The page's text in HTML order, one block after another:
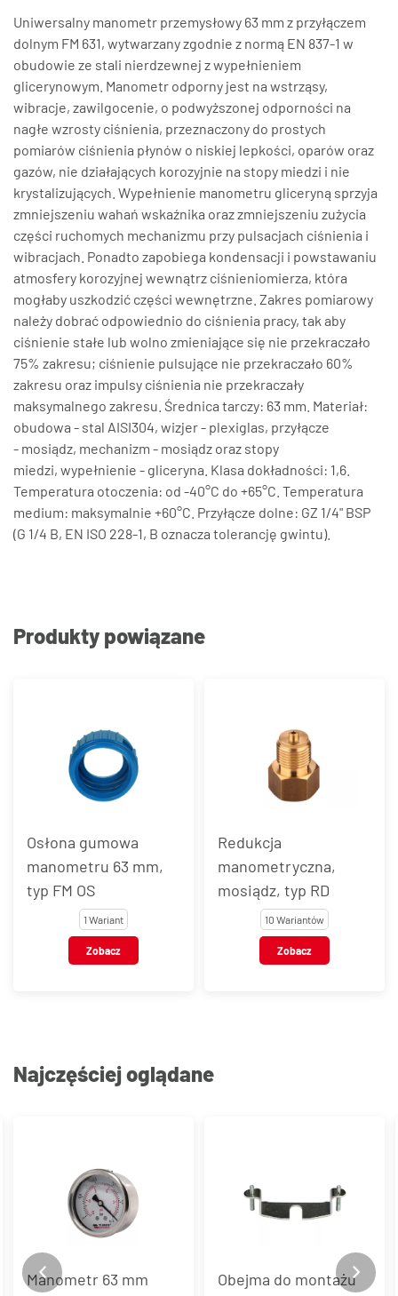
Uniwersalny manometr przemysłowy 63 mm z przyłączem
dolnym FM 631, wytwarzany zgodnie z normą EN 837-1 w
obudowie ze stali nierdzewnej z wypełnieniem
glicerynowym. Manometr odporny jest na wstrząsy,
wibracje, zawilgocenie, o podwyższonej odporności na
nagłe wzrosty ciśnienia, przeznaczony do prostych
pomiarów ciśnienia płynów o niskiej lepkości, oparów oraz
gazów, nie działających korozyjnie na stopy miedzi i nie
krystalizujących. Wypełnienie manometru gliceryną sprzyja
zmniejszeniu wahań wskaźnika oraz zmniejszeniu zużycia
części ruchomych mechanizmu przy pulsacjach ciśnienia i
wibracjach. Ponadto zapobiega kondensacji i powstawaniu
atmosfery korozyjnej wewnątrz ciśnieniomierza, która
mogłaby uszkodzić części wewnętrzne. Zakres pomiarowy
należy dobrać odpowiednio do ciśnienia pracy, tak aby
ciśnienie stałe lub wolno zmieniające się nie przekraczało
75% zakresu; ciśnienie pulsujące nie przekraczało 60%
zakresu oraz impulsy ciśnienia nie przekraczały
maksymalnego zakresu. Średnica tarczy: 63 mm. Materiał:
obudowa - stal AISI304, wizjer - plexiglas, przyłącze
- mosiądz, mechanizm - mosiądz oraz stopy
miedzi, wypełnienie - gliceryna. Klasa dokładności: 1,6.
Temperatura otoczenia: od -40°C do +65°C. Temperatura
medium: maksymalnie +60°C. Przyłącze dolne: GZ 1/4" BSP
(G 1/4 B, EN ISO 228-1, B oznacza tolerancję gwintu).
Produkty powiązane
Osłona gumowa
manometru 63 mm,
typ FM OS
1 Wariant
Zobacz
Redukcja
manometryczna,
mosiądz, typ RD
10 Wariantów
Zobacz
Najczęściej oglądane
Obejma do montażu
Manometr 63 mm